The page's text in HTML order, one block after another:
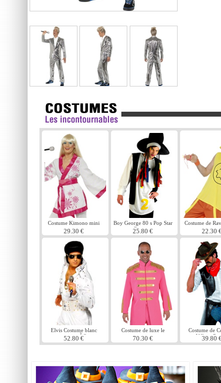
Costume Kimono mini
29.30 €
Boy George 80 s Pop Star
Costume
25.80 €
Costume de
22.30
Elvis Costume blanc
empierrÃ©
52.80 €
Costume de luxe le
sergent poivre rose
70.30 €
Costume de
Village
39.80